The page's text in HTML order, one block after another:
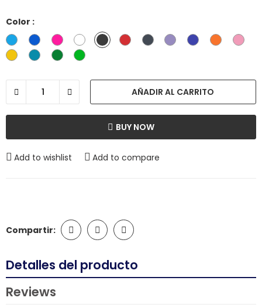
Color :
Azul
Cielo
Azul
Oscuro
FucciaBlancoGris Rojo
Gris
Lila MoradoNaranjaPalo
AmarilloTurquesa
VerdeVerde
AÑADIR AL CARRITO
BUY NOW
Add to wishlist Add to compare
Compartir:
Detalles del producto
Reviews